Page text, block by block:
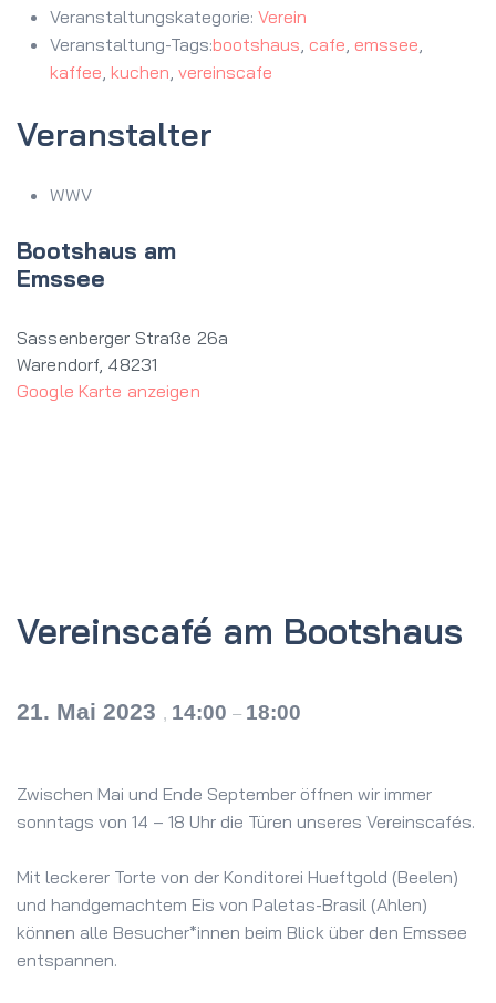
Veranstaltungskategorie: Verein
Veranstaltung-Tags:bootshaus cafe emssee
kaffee kuchen vereinscafe
Veranstalter
WWV
Bootshaus am
Emssee
Sassenberger Straße 26a
Warendorf, 48231
Google Karte anzeigen
Vereinscafé am Bootshaus
21. Mai 2023 , 14:00 – 18:00
Zwischen Mai und Ende September öffnen wir immer
sonntags von 14 – 18 Uhr die Türen unseres Vereinscafés.
Mit leckerer Torte von der Konditorei Hueftgold (Beelen)
und handgemachtem Eis von Paletas-Brasil (Ahlen)
können alle Besucher*innen beim Blick über den Emssee
entspannen.